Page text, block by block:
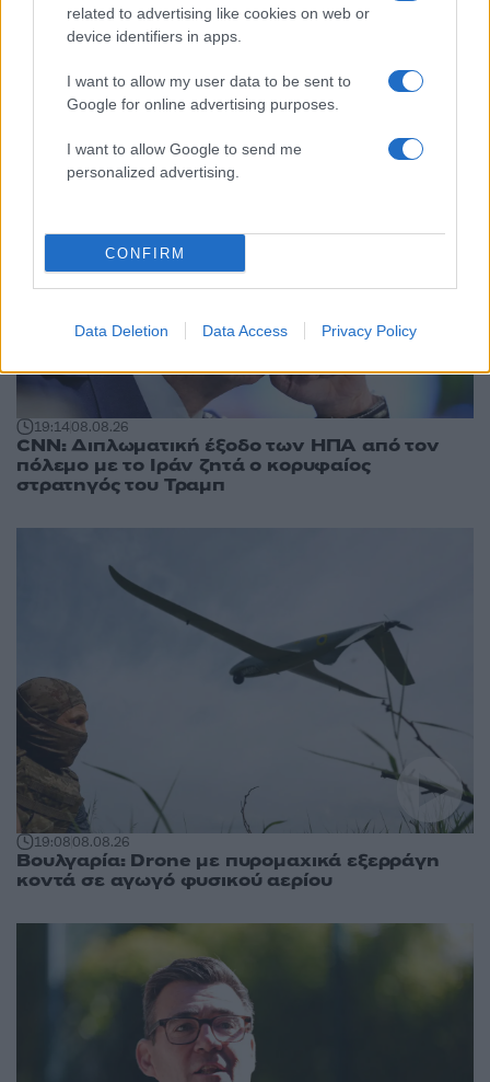
related to advertising like cookies on web or
device identifiers in apps.
I want to allow my user data to be sent to
Google for online advertising purposes.
I want to allow Google to send me
personalized advertising.
CONFIRM
Data Deletion Data Access Privacy Policy
Κόσμος: Περισσότερα
άρθρα
19:1408.08.26
CNN: Διπλωματική έξοδο των ΗΠΑ από τον
πόλεμο με το Ιράν ζητά ο κορυφαίος
στρατηγός του Τραμπ
19:0808.08.26
Βουλγαρία: Drone με πυρομαχικά εξερράγη
κοντά σε αγωγό φυσικού αερίου